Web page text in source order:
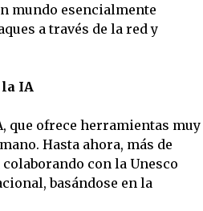
mundo esencialmente
a través de la red y
IA
que ofrece herramientas muy
Hasta ahora, más de
con la Unesco
basándose en la